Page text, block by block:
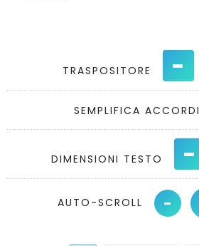
TRASPOSITORE -
SEMPLIFICA ACCORDI
DIMENSIONI TESTO -
AUTO-SCROLL -